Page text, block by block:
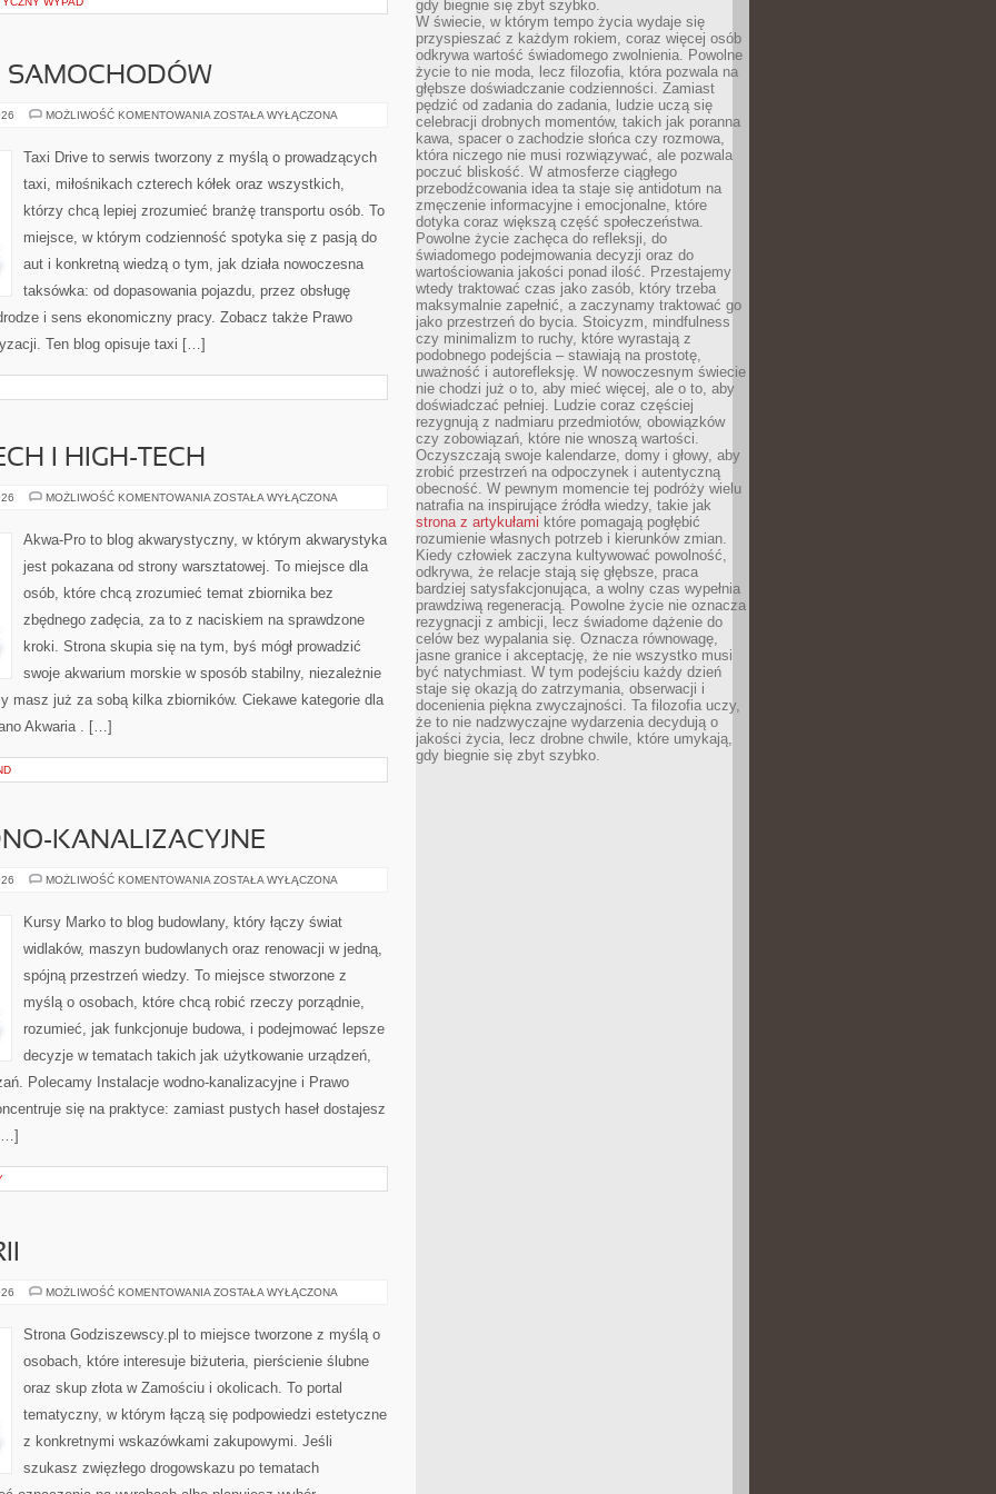
SAMOCHODÓW
MOŻLIWOŚĆ KOMENTOWANIA TESTY
SAMOCHODÓW
ZOSTAŁA WYŁĄCZONA
Taxi Drive to serwis tworzony z myślą o prowadzących
taxi, miłośnikach czterech kółek oraz wszystkich,
którzy chcą lepiej zrozumieć branżę transportu osób. To
miejsce, w którym codzienność spotyka się z pasją do
aut i konkretną wiedzą o tym, jak działa nowoczesna
taksówka: od dopasowania pojazdu, przez obsługę
i sens ekonomiczny pracy. Zobacz także Prawo
Ten blog opisuje taxi […]
I HIGH-TECH
MOŻLIWOŚĆ KOMENTOWANIA AKWARIA
HIGH-
ZOSTAŁA WYŁĄCZONA
Akwa-Pro to blog akwarystyczny, w którym akwarystyka
jest pokazana od strony warsztatowej. To miejsce dla
osób, które chcą zrozumieć temat zbiornika bez
zbędnego zadęcia, za to z naciskiem na sprawdzone
kroki. Strona skupia się na tym, byś mógł prowadzić
swoje akwarium morskie w sposób stabilny, niezależnie
masz już za sobą kilka zbiorników. Ciekawe kategorie dla
Akwaria . […]
KANALIZACYJNE
MOŻLIWOŚĆ KOMENTOWANIA INSTALACJE
ZOSTAŁA WYŁĄCZONA
Kursy Marko to blog budowlany, który łączy świat
widlaków, maszyn budowlanych oraz renowacji w jedną,
spójną przestrzeń wiedzy. To miejsce stworzone z
myślą o osobach, które chcą robić rzeczy porządnie,
rozumieć, jak funkcjonuje budowa, i podejmować lepsze
decyzje w tematach takich jak użytkowanie urządzeń,
Polecamy Instalacje wodno-kanalizacyjne i Prawo
się na praktyce: zamiast pustych haseł dostajesz
MOŻLIWOŚĆ KOMENTOWANIA RODZAJE
ZOSTAŁA WYŁĄCZONA
Strona Godziszewscy.pl to miejsce tworzone z myślą o
osobach, które interesuje biżuteria, pierścienie ślubne
oraz skup złota w Zamościu i okolicach. To portal
tematyczny, w którym łączą się podpowiedzi estetyczne
z konkretnymi wskazówkami zakupowymi. Jeśli
szukasz zwięzłego drogowskazu po tematach
gdy biegnie się zbyt szybko.
W świecie, w którym tempo życia wydaje się
przyspieszać z każdym rokiem, coraz więcej osób
odkrywa wartość świadomego zwolnienia. Powolne
życie to nie moda, lecz filozofia, która pozwala na
głębsze doświadczanie codzienności. Zamiast
pędzić od zadania do zadania, ludzie uczą się
celebracji drobnych momentów, takich jak poranna
kawa, spacer o zachodzie słońca czy rozmowa,
która niczego nie musi rozwiązywać, ale pozwala
poczuć bliskość. W atmosferze ciągłego
przebodźcowania idea ta staje się antidotum na
zmęczenie informacyjne i emocjonalne, które
dotyka coraz większą część społeczeństwa.
Powolne życie zachęca do refleksji, do
świadomego podejmowania decyzji oraz do
wartościowania jakości ponad ilość. Przestajemy
wtedy traktować czas jako zasób, który trzeba
maksymalnie zapełnić, a zaczynamy traktować go
jako przestrzeń do bycia. Stoicyzm, mindfulness
czy minimalizm to ruchy, które wyrastają z
podobnego podejścia – stawiają na prostotę,
uważność i autorefleksję. W nowoczesnym świecie
nie chodzi już o to, aby mieć więcej, ale o to, aby
doświadczać pełniej. Ludzie coraz częściej
rezygnują z nadmiaru przedmiotów, obowiązków
czy zobowiązań, które nie wnoszą wartości.
Oczyszczają swoje kalendarze, domy i głowy, aby
zrobić przestrzeń na odpoczynek i autentyczną
obecność. W pewnym momencie tej podróży wielu
natrafia na inspirujące źródła wiedzy, takie jak
strona z artykułami które pomagają pogłębić
rozumienie własnych potrzeb i kierunków zmian.
Kiedy człowiek zaczyna kultywować powolność,
odkrywa, że relacje stają się głębsze, praca
bardziej satysfakcjonująca, a wolny czas wypełnia
prawdziwą regeneracją. Powolne życie nie oznacza
rezygnacji z ambicji, lecz świadome dążenie do
celów bez wypalania się. Oznacza równowagę,
jasne granice i akceptację, że nie wszystko musi
być natychmiast. W tym podejściu każdy dzień
staje się okazją do zatrzymania, obserwacji i
docenienia piękna zwyczajności. Ta filozofia uczy,
że to nie nadzwyczajne wydarzenia decydują o
jakości życia, lecz drobne chwile, które umykają,
gdy biegnie się zbyt szybko.